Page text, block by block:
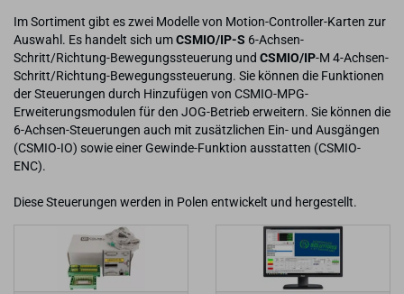
Im Sortiment gibt es zwei Modelle von Motion-Controller-Karten zur
Auswahl. Es handelt sich umCSMIO/IP-S 6-Achsen-
Schritt/Richtung-Bewegungssteuerung und CSMIO/IP-M 4-Achsen-
Schritt/Richtung-Bewegungssteuerung. Sie können die Funktionen
der Steuerungen durch Hinzufügen von CSMIO-MPG-
Erweiterungsmodulen für den JOG-Betrieb erweitern. Sie können die
6-Achsen-Steuerungen auch mit zusätzlichen Ein- und Ausgängen
(CSMIO-IO) sowie einer Gewinde-Funktion ausstatten (CSMIO-
ENC).
Diese Steuerungen werden in Polen entwickelt und hergestellt.